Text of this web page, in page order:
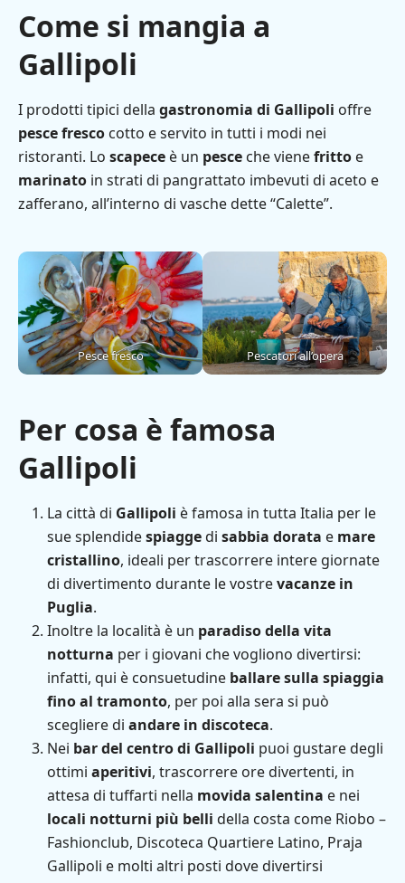
Come si mangia a
Gallipoli
I prodotti tipici della gastronomia di Gallipoli offre
pesce fresco cotto e servito in tutti i modi nei
ristoranti. Lo scapece è un pesce che vienefritto e
marinato in strati di pangrattato imbevuti di aceto e
zafferano, all’interno di vasche dette “Calette”.
Pesce fresco Pescatori all’opera
Per cosa è famosa
Gallipoli
La città di Gallipoli è famosa in tutta Italia per le
sue splendidespiaggedi sabbia dorata e mare
cristallino, ideali per trascorrere intere giornate
di divertimento durante le vostrevacanze in
Puglia.
Inoltre la località è un paradiso della vita
notturna per i giovani che vogliono divertirsi:
infatti, qui è consuetudine ballare sulla spiaggia
fino al tramonto, per poi alla sera si può
scegliere di andare in discoteca.
Nei bar del centro di Gallipoli puoi gustare degli
ottimi aperitivi, trascorrere ore divertenti, in
attesa di tuffarti nella movida salentina e nei
locali notturni più belli della costa come Riobo –
Fashionclub, Discoteca Quartiere Latino, Praja
Gallipoli e molti altri posti dove divertirsi